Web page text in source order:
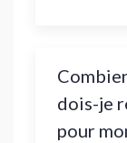
dois-je
pour